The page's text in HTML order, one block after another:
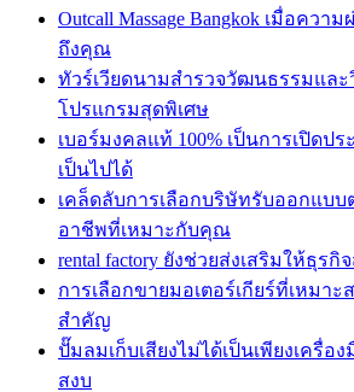
Outcall Massage Bangkok เมื่อคว
ถึงคุณ
ทัวร์เวียดนามสำรวจวัฒนธรรมแล
โปรแกรมสุดพิเศษ
เบอร์มงคลแท้ 100% เป็นการเปิดป
เป็นไปได้
เคล็ดลับการเลือกบริษัทรับออกแบ
อาชีพที่เหมาะกับคุณ
rental factory ยังช่วยส่งเสริมให้ธุร
การเลือกขายมอเตอร์เกียร์ที่เหมา
สำคัญ
ปั๊มลมเก็บเสียงไม่ได้เป็นเพียงเครื่อ
สงบ